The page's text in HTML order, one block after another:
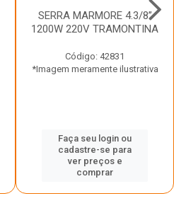
SERRA MARMORE 4.3/8”
1200W 220V TRAMONTINA
Código: 42831
*Imagem meramente ilustrativa
Faça seu login ou
cadastre-se para
ver preços e
comprar